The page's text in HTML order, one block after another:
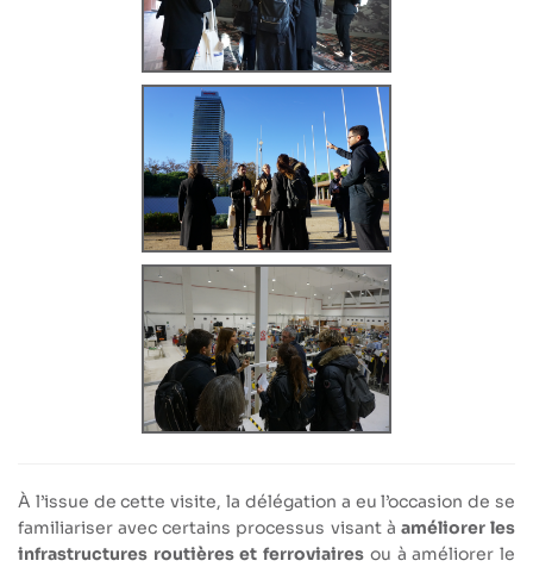
À l’issue de cette visite, la délégation a eu l’occasion de se
familiariser avec certains processus visant à améliorer les
infrastructures routières et ferroviaires ou à améliorer le